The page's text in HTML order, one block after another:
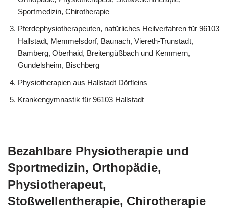
Sportmedizin, Chirotherapie
Pferdephysiotherapeuten, natürliches Heilverfahren für 96103
Hallstadt, Memmelsdorf, Baunach, Viereth-Trunstadt,
Bamberg, Oberhaid, Breitengüßbach und Kemmern,
Gundelsheim, Bischberg
Physiotherapien aus Hallstadt Dörfleins
Krankengymnastik für 96103 Hallstadt
Bezahlbare Physiotherapie und
Sportmedizin, Orthopädie,
Physiotherapeut,
Stoßwellentherapie, Chirotherapie